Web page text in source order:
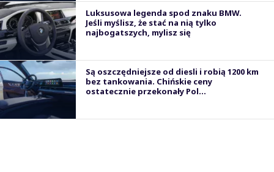
Luksusowa legenda spod znaku BMW.
Jeśli myślisz, że stać na nią tylko
najbogatszych, mylisz się
Są oszczędniejsze od diesli i robią 1200 km
bez tankowania. Chińskie ceny
ostatecznie przekonały Pol...